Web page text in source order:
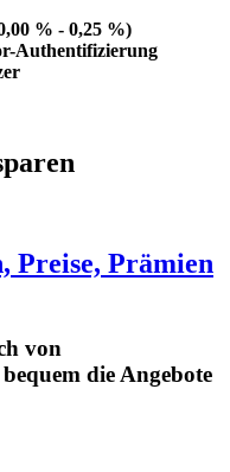
% - 0,25 %)
Authentifizierung
Preise, Prämien
von
die Angebote